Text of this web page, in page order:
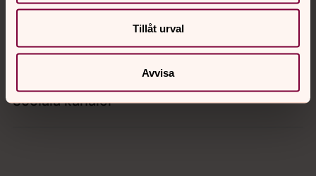
Tillåt urval
Avvisa
Hitta snabbt
Sociala kanaler